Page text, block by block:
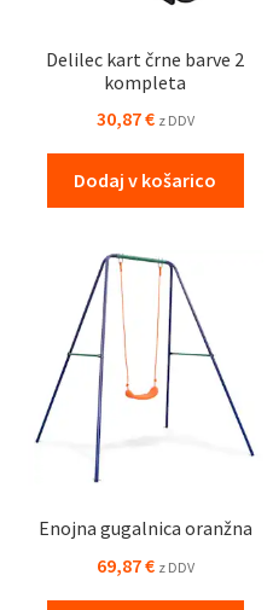
Delilec kart črne barve 2
kompleta
30,87€ z DDV
Dodaj v košarico
Enojna gugalnica oranžna
69,87€ z DDV